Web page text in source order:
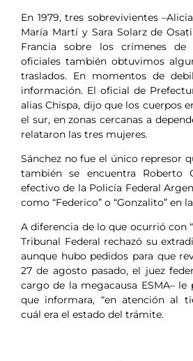
En 1979, tres sobrevivientes
María Martí y Sara Solarz de
Francia sobre los crímenes de
oficiales también obtuvimos
traslados. En momentos de
información. El oficial de
alias Chispa, dijo que los cuerpos
el sur, en zonas cercanas a
relataron las tres mujeres.
Sánchez no fue el único represor
también se encuentra Roberto
efectivo de la Policía Federal
como “Federico” o “Gonzalito” en
A diferencia de lo que ocurrió con
Tribunal Federal rechazó su
aunque hubo pedidos para que
27 de agosto pasado, el juez
cargo de la megacausa ESMA– le
que informara, “en atención al
cuál era el estado del trámite.